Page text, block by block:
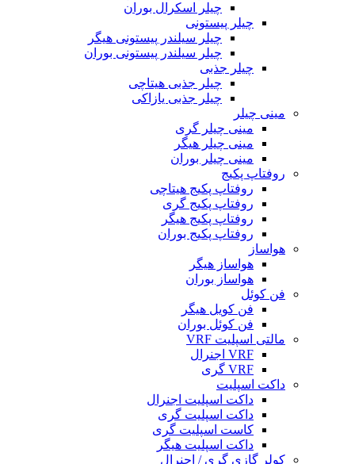
چیلر اسکرال بوران
چیلر پیستونی
چیلر سیلندر پیستونی هیگر
چیلر سیلندر پیستونی بوران
چیلر جذبی
چیلر جذبی هیتاچی
چیلر جذبی یازاکی
مینی چیلر
مینی چیلر گری
مینی چیلر هیگر
مینی چیلر بوران
روفتاپ پکیج
روفتاپ پکیج هیتاچی
روفتاپ پکیج گری
روفتاپ پکیج هیگر
روفتاپ پکیج بوران
هواساز
هواساز هیگر
هواساز بوران
فن کوئل
فن کویل هیگر
فن کوئل بوران
مالتی اسپلیت VRF
VRF اجنرال
VRF گری
داکت اسپلیت
داکت اسپلیت اجنرال
داکت اسپلیت گری
کاست اسپلیت گری
داکت اسپلیت هیگر
کولر گازی گری / اجنرال